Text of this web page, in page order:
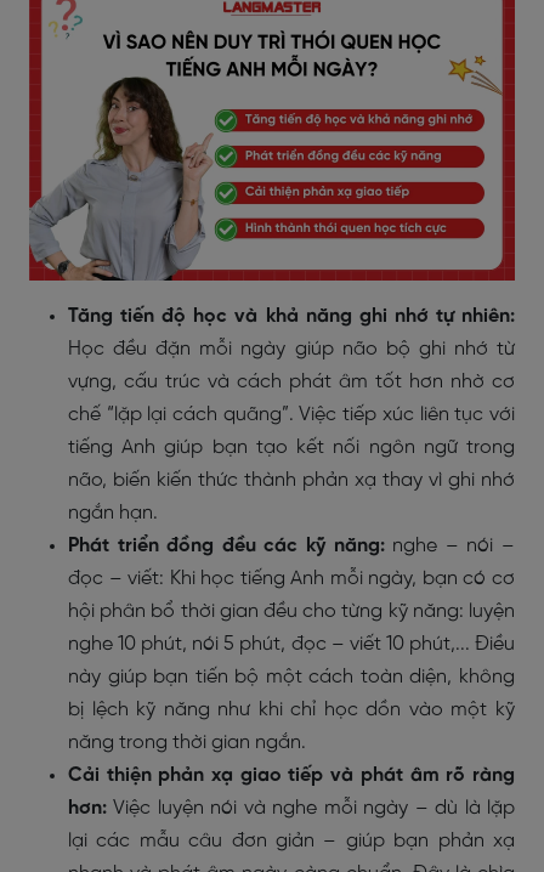
Tăng tiến độ học và khả năng ghi nhớ tự nhiên:
Học đều đặn mỗi ngày giúp não bộ ghi nhớ từ
vựng, cấu trúc và cách phát âm tốt hơn nhờ cơ
chế “lặp lại cách quãng”. Việc tiếp xúc liên tục với
tiếng Anh giúp bạn tạo kết nối ngôn ngữ trong
não, biến kiến thức thành phản xạ thay vì ghi nhớ
ngắn hạn.
Phát triển đồng đều các kỹ năng:nghe – nói –
đọc – viết: Khi học tiếng Anh mỗi ngày, bạn có cơ
hội phân bổ thời gian đều cho từng kỹ năng: luyện
nghe 10 phút, nói 5 phút, đọc – viết 10 phút,... Điều
này giúp bạn tiến bộ một cách toàn diện, không
bị lệch kỹ năng như khi chỉ học dồn vào một kỹ
năng trong thời gian ngắn.
Cải thiện phản xạ giao tiếp và phát âm rõ ràng
hơn: Việc luyện nói và nghe mỗi ngày – dù là lặp
lại các mẫu câu đơn giản – giúp bạn phản xạ